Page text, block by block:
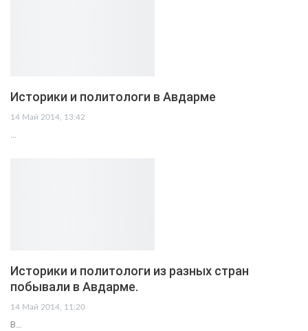
Историки и политологи в Авдарме
14 Май 2014, 13:42
Историки и политологи из разных стран
побывали в Авдарме.
14 Май 2014, 11:20
В…